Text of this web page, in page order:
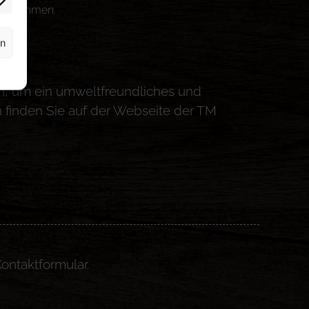
um ein umweltfreundliches und
Sie auf der Webseite der TM